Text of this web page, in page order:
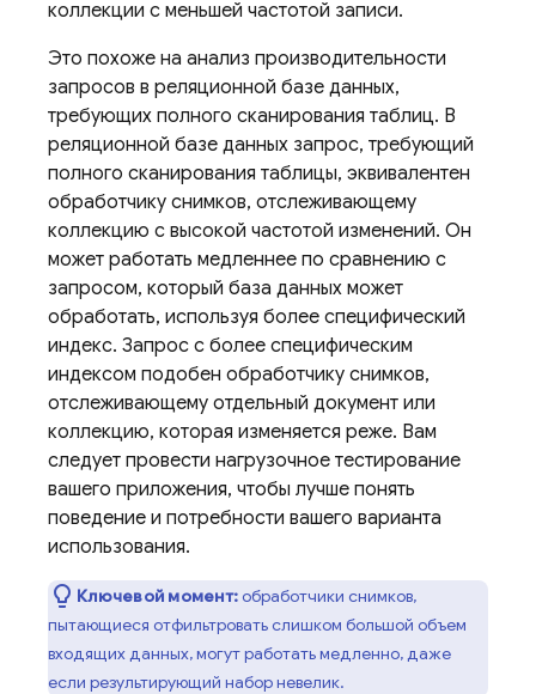
коллекции с меньшей частотой записи.
Это похоже на анализ производительности
запросов в реляционной базе данных,
требующих полного сканирования таблиц. В
реляционной базе данных запрос, требующий
полного сканирования таблицы, эквивалентен
обработчику снимков, отслеживающему
коллекцию с высокой частотой изменений. Он
может работать медленнее по сравнению с
запросом, который база данных может
обработать, используя более специфический
индекс. Запрос с более специфическим
индексом подобен обработчику снимков,
отслеживающему отдельный документ или
коллекцию, которая изменяется реже. Вам
следует провести нагрузочное тестирование
вашего приложения, чтобы лучше понять
поведение и потребности вашего варианта
использования.
Ключевой момент:обработчики снимков,
пытающиеся отфильтровать слишком большой объем
входящих данных, могут работать медленно, даже
если результирующий набор невелик.